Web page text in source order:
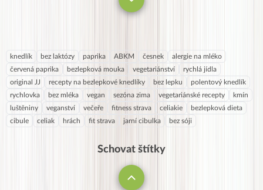
knedlík bez laktózy paprika ABKM česnek
alergie na mléko
červená paprika
bezlepková mouka vegetariánství
rychlá jídla
original JJ
recepty na bezlepkové knedlíky bez lepku
polentový knedlík
rychlovka
bez mléka vegan sezóna zima vegetariánské recepty
kmín
luštěniny
veganství večeře fitness strava celiakie
bezlepková dieta
cibule
celiak hrách fit strava jarní cibulka bez sóji
Schovat štítky